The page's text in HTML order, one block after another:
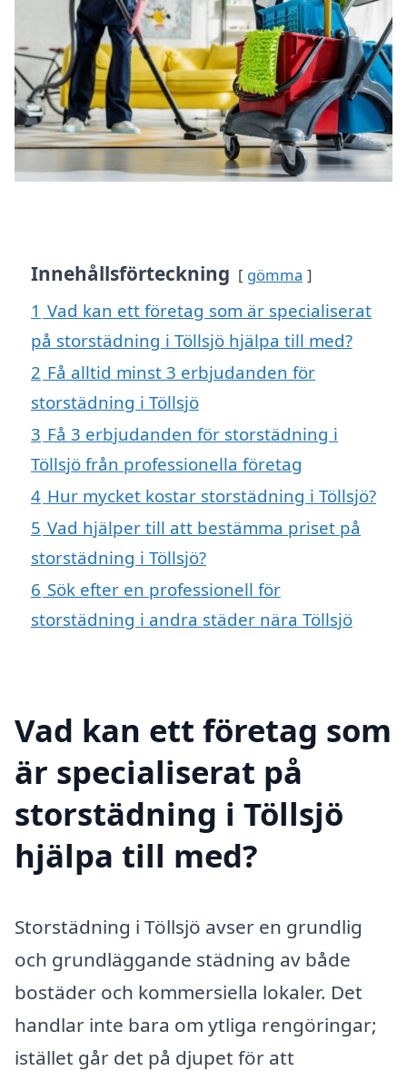
Innehållsförteckning gömma
1 Vad kan ett företag som är specialiserat
på storstädning i Töllsjö hjälpa till med?
2 Få alltid minst 3 erbjudanden för
storstädning i Töllsjö
3 Få 3 erbjudanden för storstädning i
Töllsjö från professionella företag
4 Hur mycket kostar storstädning i Töllsjö?
5 Vad hjälper till att bestämma priset på
storstädning i Töllsjö?
6 Sök efter en professionell för
storstädning i andra städer nära Töllsjö
Vad kan ett företag som
är specialiserat på
storstädning i Töllsjö
hjälpa till med?
Storstädning i Töllsjö avser en grundlig
och grundläggande städning av både
bostäder och kommersiella lokaler. Det
handlar inte bara om ytliga rengöringar;
istället går det på djupet för att